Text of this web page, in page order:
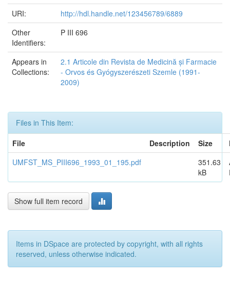
URI:
http://hdl.handle.net/123456789/6889
Other
Identifiers:
P III 696
Appears in
Collections:
2.1 Articole din Revista de Medicină și Farmacie
- Orvos és Gyógyszerészeti Szemle (1991-
2009)
Files in This Item:
File
Description Size
UMFST_MS_PIII696_1993_01_195.pdf
351.63
kB
Show full item record
Items in DSpace are protected by copyright, with all rights
reserved, unless otherwise indicated.